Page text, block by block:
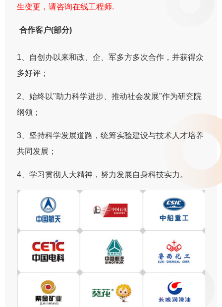
生变更，请咨询在线工程师.
合作客户(部分)
1、自创办以来和政、企、军多方多次合作，并获得众
多好评；
2、始终以"助力科学进步、推动社会发展"作为研究院
纲领；
3、坚持科学发展道路，统筹实验建设与技术人才培养
共同发展；
4、学习贯彻人大精神，努力发展自身科技实力。